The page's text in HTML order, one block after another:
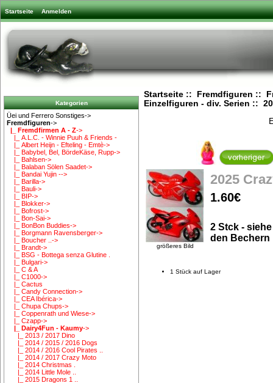
Startseite Anmelden
Kategorien
Üei und Ferrero Sonstiges->
Fremdfiguren->
|_ Fremdfirmen A - Z->
|_ A.L.C. - Winnie Puuh & Friends -
|_ Albert Heijn - Efteling - Emtè->
|_ Babybel, Bel, BördeKäse, Rupp->
|_ Bahlsen->
|_ Balaban Sölen Saadet->
|_ Bandai Yujin -->
|_ Barilla->
|_ Bauli->
|_ BIP->
|_ Blokker->
|_ Bofrost->
|_ Bon-Sai->
|_ BonBon Buddies->
|_ Borgmann Ravensberger->
|_ Boucher ..->
|_ Brandt->
|_ BSG - Bottega senza Glutine .
|_ Bulgari->
|_ C & A
|_ C1000->
|_ Cactus
|_ Candy Connection->
|_ CEA Ibérica->
|_ Chupa Chups->
|_ Coppenrath und Wiese->
|_ Czapp->
|_ Dairy4Fun - Kaumy->
|_ 2013 / 2017 Dino
|_ 2014 / 2015 / 2016 Dogs
|_ 2014 / 2016 Cool Pirates ..
|_ 2014 / 2017 Crazy Moto
|_ 2014 Christmas .
|_ 2014 Little Mole ..
|_ 2015 Dragons 1 ..
Startseite:: Fremdfiguren ::
Einzelfiguren - div. Serien ::
größeres Bild
2025
1.60€
2 Stck -
den Bechern
1 Stück auf Lager